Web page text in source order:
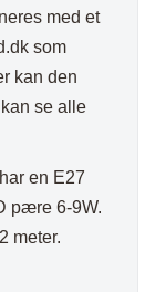
med et
som
kan den
se alle
en E27
pære 6-9W.
meter.